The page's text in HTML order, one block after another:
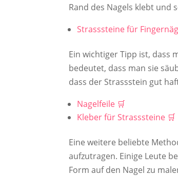
Rand des Nagels klebt und
Strasssteine für
Ein wichtiger Tipp ist, dass
bedeutet, dass man sie
dass der Strassstein gut
Nagelfeile
Kleber für Strasssteine
Eine weitere beliebte
aufzutragen. Einige Leute
Form auf den Nagel zu